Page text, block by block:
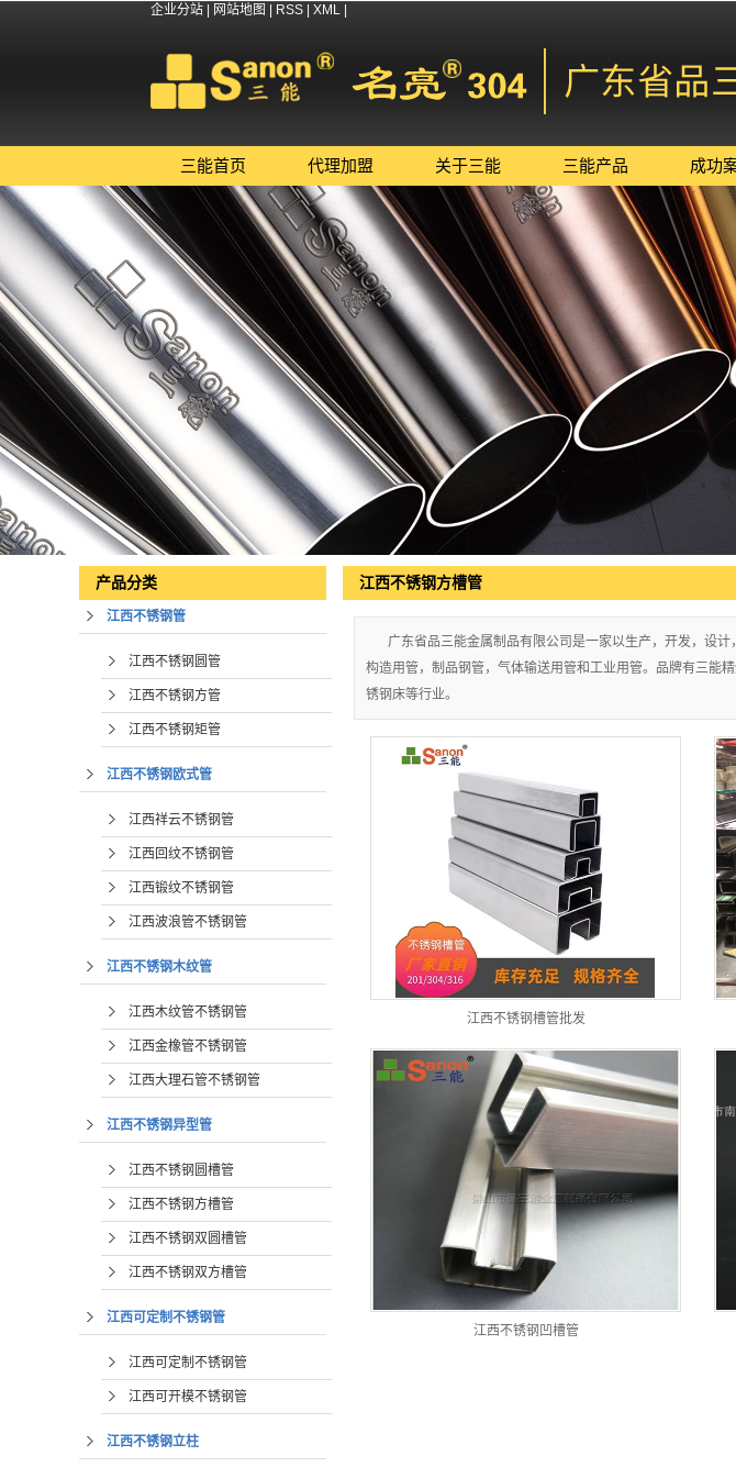
企业分站 网站地图 RSS XML
三能首页 代理加盟 关于三能 三能产品
江西不锈钢管
江西不锈钢欧式
管
江西不锈钢木纹
管
江西不锈钢异型
管
江西可定制不锈
钢管
江西不锈钢立柱
江西不锈钢配件
成功
产品分类
江西不锈钢管
江西不锈钢圆管
江西不锈钢方管
江西不锈钢矩管
江西不锈钢欧式管
江西祥云不锈钢管
江西回纹不锈钢管
江西锻纹不锈钢管
江西波浪管不锈钢管
江西不锈钢木纹管
江西木纹管不锈钢管
江西金橡管不锈钢管
江西大理石管不锈钢管
江西不锈钢异型管
江西不锈钢圆槽管
江西不锈钢方槽管
江西不锈钢双圆槽管
江西不锈钢双方槽管
江西可定制不锈钢管
江西可定制不锈钢管
江西可开模不锈钢管
江西不锈钢立柱
江西不锈钢方槽管
广东省品三能金属制品有限公司是一家以生产，开发，设
构造用管，制品钢管，气体输送用管和工业用管。品牌有三能
锈钢床等行业。
江西不锈钢槽管批发
江西不锈钢凹槽管